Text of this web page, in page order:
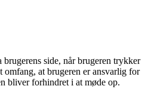
side, når brugeren trykker
at brugeren er ansvarlig for
bliver forhindret i at møde op.